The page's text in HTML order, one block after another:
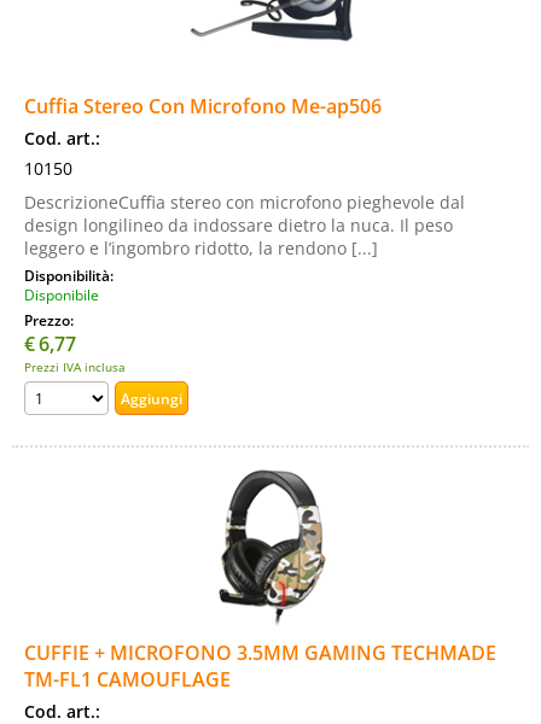
Cuffia Stereo Con Microfono Me-ap506
Cod. art.:
10150
DescrizioneCuffia stereo con microfono pieghevole dal
design longilineo da indossare dietro la nuca. Il peso
leggero e l’ingombro ridotto, la rendono [...]
Disponibilità:
Disponibile
Prezzo:
€6,77
Prezzi IVA inclusa
CUFFIE + MICROFONO 3.5MM GAMING TECHMADE
TM-FL1 CAMOUFLAGE
Cod. art.: